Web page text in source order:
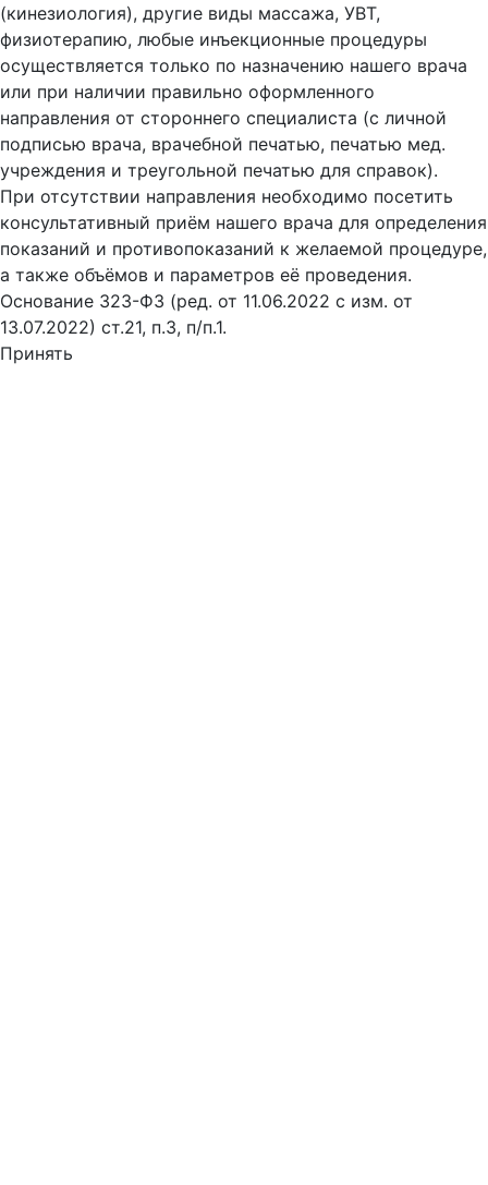
(кинезиология), другие виды массажа, УВТ,
физиотерапию, любые инъекционные процедуры
осуществляется только по назначению нашего врача
или при наличии правильно оформленного
направления от стороннего специалиста (с личной
подписью врача, врачебной печатью, печатью мед.
учреждения и треугольной печатью для справок).
При отсутствии направления необходимо посетить
консультативный приём нашего врача для определения
показаний и противопоказаний к желаемой процедуре,
а также объёмов и параметров её проведения.
Основание 323-ФЗ (ред. от 11.06.2022 с изм. от
13.07.2022) ст.21, п.3, п/п.1.
Принять